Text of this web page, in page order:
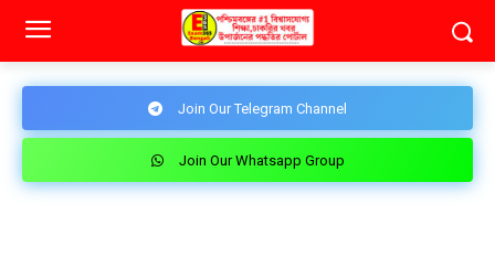
Join Our Telegram Channel
Join Our Whatsapp Group